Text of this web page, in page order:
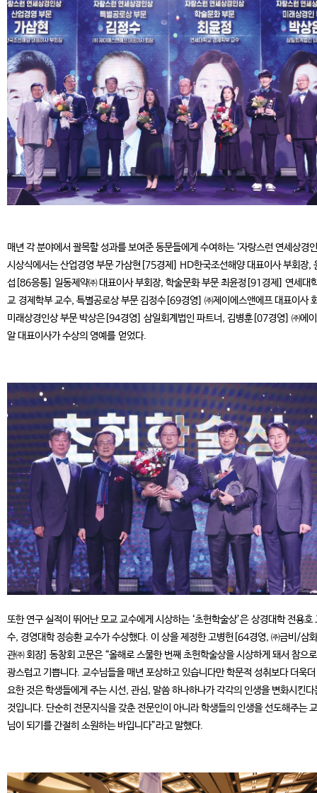
매년 각 분야에서 괄목할 성과를 보여준 동문들에게 수여하는 ‘자랑스런 연세상경
시상식에서는 산업경영 부문 가삼현[75경제] HD한국조선해양 대표이사 부회장,
섭[86응통] 일동제약㈜ 대표이사 부회장, 학술문화 부문 최윤정[91경제] 연세대
교 경제학부 교수, 특별공로상 부문 김정수[69경영] ㈜제이에스앤에프 대표이사
미래상경인상 부문 박상은[94경영] 삼일회계법인 파트너, 김병훈[07경영] ㈜에
알 대표이사가 수상의 영예를 얻었다.
또한 연구 실적이 뛰어난 모교 교수에게 시상하는 ‘초헌학술상’은 상경대학 전용호
수, 경영대학 정승환 교수가 수상했다. 이 상을 제정한 고병헌[64경영, ㈜금비/삼
관㈜ 회장] 동창회 고문은 “올해로 스물한 번째 초헌학술상을 시상하게 돼서 참으
광스럽고 기쁩니다. 교수님들을 매년 포상하고 있습니다만 학문적 성취보다 더욱
요한 것은 학생들에게 주는 시선, 관심, 말씀 하나하나가 각각의 인생을 변화시킨다
것입니다. 단순히 전문지식을 갖춘 전문인이 아니라 학생들의 인생을 선도해주는
님이 되기를 간절히 소원하는 바입니다”라고 말했다.